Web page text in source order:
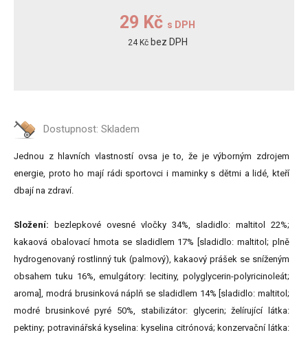
29 Kč s DPH
24 Kč bez DPH
Dostupnost: Skladem
Jednou z hlavních vlastností ovsa je to, že je výborným zdrojem
energie, proto ho mají rádi sportovci i maminky s dětmi a lidé, kteří
dbají na zdraví.
Složení: bezlepkové ovesné vločky 34%, sladidlo: maltitol 22%;
kakaová obalovací hmota se sladidlem 17% [sladidlo: maltitol; plně
hydrogenovaný rostlinný tuk (palmový), kakaový prášek se sníženým
obsahem tuku 16%, emulgátory: lecitiny, polyglycerin-polyricinoleát;
aroma], modrá brusinková náplň se sladidlem 14% [sladidlo: maltitol;
modré brusinkové pyré 50%, stabilizátor: glycerin; želírující látka:
pektiny; potravinářská kyselina: kyselina citrónová; konzervační látka: